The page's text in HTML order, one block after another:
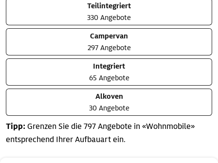
Teilintegriert
330 Angebote
Campervan
297 Angebote
Integriert
65 Angebote
Alkoven
30 Angebote
Tipp: Grenzen Sie die 797 Angebote in «Wohnmobile»
entsprechend Ihrer Aufbauart ein.